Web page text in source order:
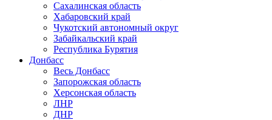
Сахалинская область
Хабаровский край
Чукотский автономный округ
Забайкальский край
Республика Бурятия
Донбасс
Весь Донбасс
Запорожская область
Херсонская область
ЛНР
ДНР